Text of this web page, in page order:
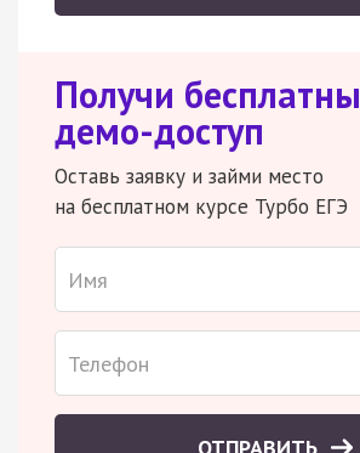
Получи
демо-доступ
Оставь заявку и займи место
на бесплатном курсе Турбо ЕГЭ